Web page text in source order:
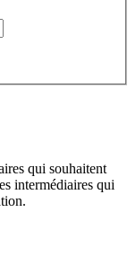
qui souhaitent
intermédiaires qui